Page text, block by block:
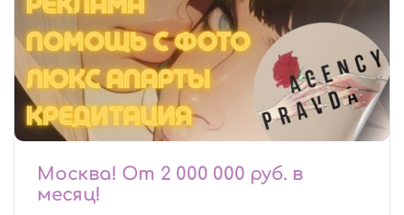
Москва! От 2 000 000 руб. в
месяц!